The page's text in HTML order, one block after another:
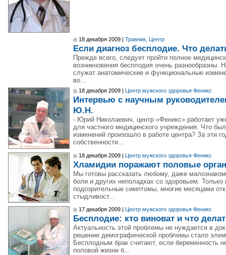
18 декабря 2009 | Травник, Центр
Если диагноз бесплодие. Что
Прежде всего, следует пройти полное
возникновения бесплодия очень разнообразны.
служат анатомические и функциональные
во...
18 декабря 2009 | Центр мужского здоровья Феникс
Интервью с научным
Ю.Н.
- Юрий Николаевич, центр «Феникс» работает
для частного медицинского учреждения. Что
изменений произошло в работе центра? За эти
собственности...
18 декабря 2009 | Центр мужского здоровья Феникс
Хламидии поражают половые
Мы готовы рассказать любому, даже
боли и других неполадках со здоровьем.
подозрительные симптомы, многие месяцами
стыдливост...
17 декабря 2009 | Центр мужского здоровья Феникс
Бесплодие: кто виноват и что
Актуальность этой проблемы не нуждается в
решение демографической проблемы стало
Бесплодным брак считают, если беременность
половой жизни б...